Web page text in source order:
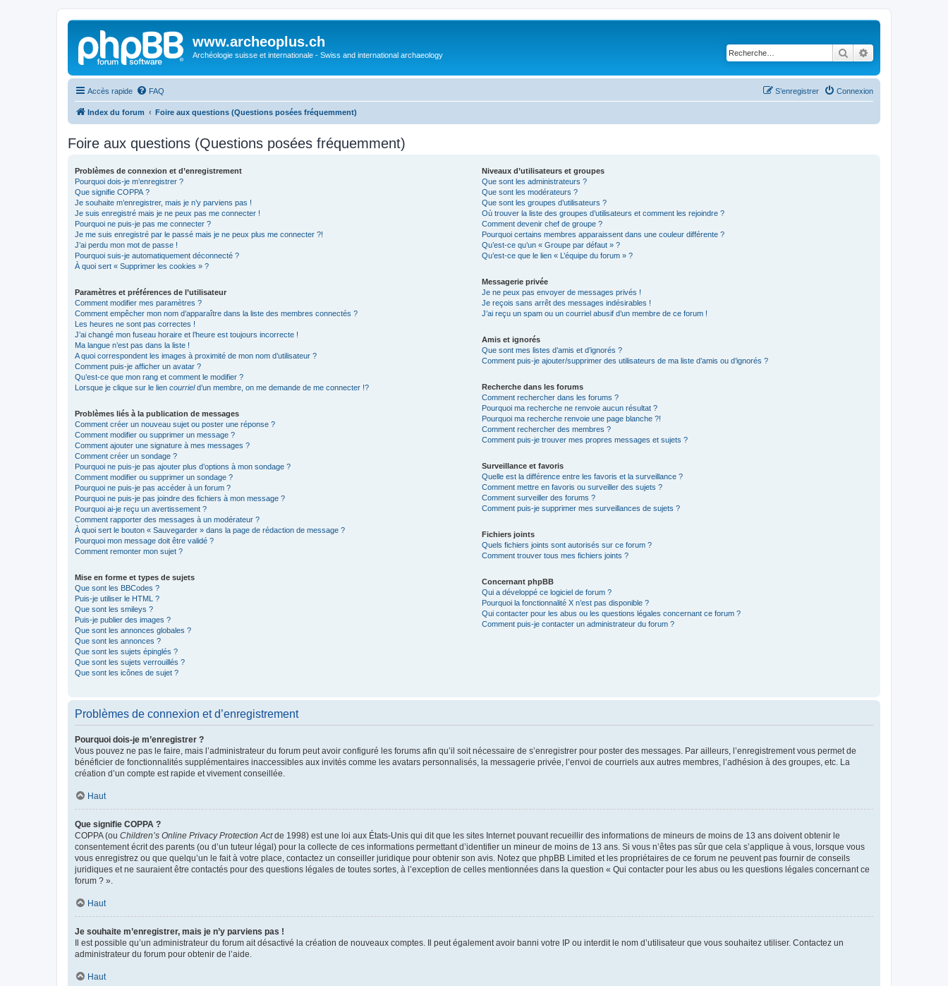
www.archeoplus.ch
Archéologie suisse et internationale - Swiss and international archaeology Rechercher
Accès rapide FAQ Connexion
S’enregistrer
Index du forum Foire aux questions (Questions posées fréquemment)
Foire aux questions (Questions posées fréquemment)
Problèmes de connexion et d’enregistrement
Pourquoi dois-je m’enregistrer ?
Que signifie COPPA ?
Je souhaite m’enregistrer, mais je n’y parviens pas !
Je suis enregistré mais je ne peux pas me connecter !
Pourquoi ne puis-je pas me connecter ?
Je me suis enregistré par le passé mais je ne peux plus me connecter ?!
J’ai perdu mon mot de passe !
Pourquoi suis-je automatiquement déconnecté ?
À quoi sert « Supprimer les cookies » ?
Paramètres et préférences de l’utilisateur
Comment modifier mes paramètres ?
Comment empêcher mon nom d’apparaître dans la liste des membres connectés ?
Les heures ne sont pas correctes !
J’ai changé mon fuseau horaire et l’heure est toujours incorrecte !
Ma langue n’est pas dans la liste !
A quoi correspondent les images à proximité de mon nom d’utilisateur ?
Comment puis-je afficher un avatar ?
Qu’est-ce que mon rang et comment le modifier ?
Lorsque je clique sur le lien courrield’un membre, on me demande de me connecter !?
Problèmes liés à la publication de messages
Comment créer un nouveau sujet ou poster une réponse ?
Comment modifier ou supprimer un message ?
Comment ajouter une signature à mes messages ?
Comment créer un sondage ?
Pourquoi ne puis-je pas ajouter plus d’options à mon sondage ?
Comment modifier ou supprimer un sondage ?
Pourquoi ne puis-je pas accéder à un forum ?
Pourquoi ne puis-je pas joindre des fichiers à mon message ?
Pourquoi ai-je reçu un avertissement ?
Comment rapporter des messages à un modérateur ?
À quoi sert le bouton « Sauvegarder » dans la page de rédaction de message ?
Pourquoi mon message doit être validé ?
Comment remonter mon sujet ?
Mise en forme et types de sujets
Que sont les BBCodes ?
Puis-je utiliser le HTML ?
Que sont les smileys ?
Puis-je publier des images ?
Que sont les annonces globales ?
Que sont les annonces ?
Que sont les sujets épinglés ?
Que sont les sujets verrouillés ?
Que sont les icônes de sujet ?
Niveaux d’utilisateurs et groupes
Que sont les administrateurs ?
Que sont les modérateurs ?
Que sont les groupes d’utilisateurs ?
Où trouver la liste des groupes d’utilisateurs et comment les rejoindre ?
Comment devenir chef de groupe ?
Pourquoi certains membres apparaissent dans une couleur différente ?
Qu’est-ce qu’un « Groupe par défaut » ?
Qu’est-ce que le lien « L’équipe du forum » ?
Messagerie privée
Je ne peux pas envoyer de messages privés !
Je reçois sans arrêt des messages indésirables !
J’ai reçu un spam ou un courriel abusif d’un membre de ce forum !
Amis et ignorés
Que sont mes listes d’amis et d’ignorés ?
Comment puis-je ajouter/supprimer des utilisateurs de ma liste d’amis ou d’ignorés ?
Recherche dans les forums
Comment rechercher dans les forums ?
Pourquoi ma recherche ne renvoie aucun résultat ?
Pourquoi ma recherche renvoie une page blanche ?!
Comment rechercher des membres ?
Comment puis-je trouver mes propres messages et sujets ?
Surveillance et favoris
Quelle est la différence entre les favoris et la surveillance ?
Comment mettre en favoris ou surveiller des sujets ?
Comment surveiller des forums ?
Comment puis-je supprimer mes surveillances de sujets ?
Fichiers joints
Quels fichiers joints sont autorisés sur ce forum ?
Comment trouver tous mes fichiers joints ?
Concernant phpBB
Qui a développé ce logiciel de forum ?
Pourquoi la fonctionnalité X n’est pas disponible ?
Qui contacter pour les abus ou les questions légales concernant ce forum ?
Comment puis-je contacter un administrateur du forum ?
Problèmes de connexion et d’enregistrement
Pourquoi dois-je m’enregistrer ?
Vous pouvez ne pas le faire, mais l’administrateur du forum peut avoir configuré les forums afin qu’il soit nécessaire de s’enregistrer pour poster des messages. Par ailleurs, l’enregistrement vous permet de
bénéficier de fonctionnalités supplémentaires inaccessibles aux invités comme les avatars personnalisés, la messagerie privée, l’envoi de courriels aux autres membres, l’adhésion à des groupes, etc. La
création d’un compte est rapide et vivement conseillée.
Haut
Que signifie COPPA ?
COPPA (ou Children’s Online Privacy Protection Actde 1998) est une loi aux États-Unis qui dit que les sites Internet pouvant recueillir des informations de mineurs de moins de 13 ans doivent obtenir le
consentement écrit des parents (ou d’un tuteur légal) pour la collecte de ces informations permettant d’identifier un mineur de moins de 13 ans. Si vous n’êtes pas sûr que cela s’applique à vous, lorsque vous
vous enregistrez ou que quelqu’un le fait à votre place, contactez un conseiller juridique pour obtenir son avis. Notez que phpBB Limited et les propriétaires de ce forum ne peuvent pas fournir de conseils
juridiques et ne sauraient être contactés pour des questions légales de toutes sortes, à l’exception de celles mentionnées dans la question « Qui contacter pour les abus ou les questions légales concernant ce
forum ? ».
Haut
Je souhaite m’enregistrer, mais je n’y parviens pas !
Il est possible qu’un administrateur du forum ait désactivé la création de nouveaux comptes. Il peut également avoir banni votre IP ou interdit le nom d’utilisateur que vous souhaitez utiliser. Contactez un
administrateur du forum pour obtenir de l’aide.
Haut